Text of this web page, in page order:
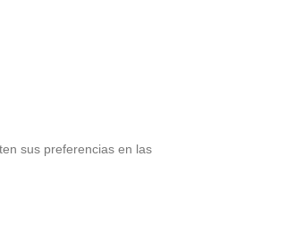
sus preferencias en las